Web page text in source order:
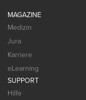
MAGAZINE
Medizin
Jura
Karriere
eLearning
SUPPORT
Hilfe